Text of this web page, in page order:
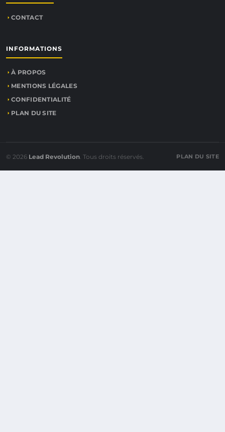
CONTACT
INFORMATIONS
À PROPOS
MENTIONS LÉGALES
CONFIDENTIALITÉ
PLAN DU SITE
© 2026 Lead Revolution. Tous droits réservés. PLAN DU SITE